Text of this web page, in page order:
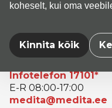
koheselt, kui oma
Kinnita kõik
Infotelefon 17101*
E-R 08:00-17:00
medita@medita.ee